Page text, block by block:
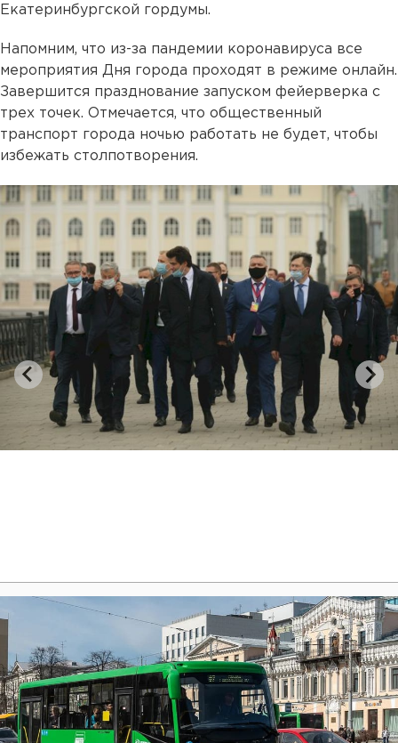
Екатеринбургской гордумы.
Напомним, что из-за пандемии коронавируса все
мероприятия Дня города проходят в режиме онлайн.
Завершится празднование запуском фейерверка с
трех точек. Отмечается, что общественный
транспорт города ночью работать не будет, чтобы
избежать столпотворения.